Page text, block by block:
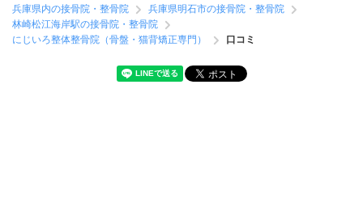
兵庫県内の接骨院・整骨院
兵庫県明石市の接骨院・整骨院
林崎松江海岸駅の接骨院・整骨院
にじいろ整体整骨院（骨盤・猫背矯正専門）
口コミ